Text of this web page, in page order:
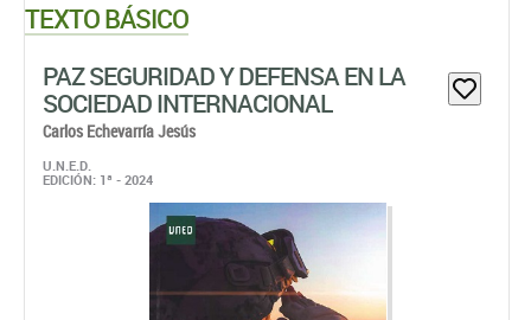
TEXTO BÁSICO
PAZ SEGURIDAD Y DEFENSA EN LA
SOCIEDAD INTERNACIONAL
Carlos Echevarría Jesús
U.N.E.D.
EDICIÓN: 1ª - 2024